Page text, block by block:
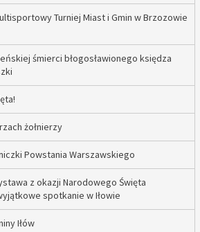
Turniej Miast i Gmin w Brzozowie
śmierci błogosławionego księdza
żołnierzy
Powstania Warszawskiego
z okazji Narodowego Święta
spotkanie w Iłowie
Iłów